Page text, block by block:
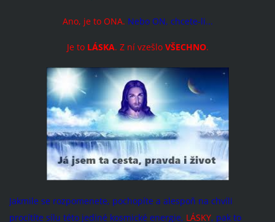
Ano, je to ONA. Nebo ON, chcete-li...
Je to LÁSKA. Z ní vzešlo VŠECHNO.
Jakmile se rozpomenete, pochopíte a alespoň na chvíli
procítíte sílu této jediné kosmické energie, LÁSKY, pak to